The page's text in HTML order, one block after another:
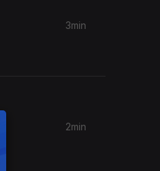
3min
2min